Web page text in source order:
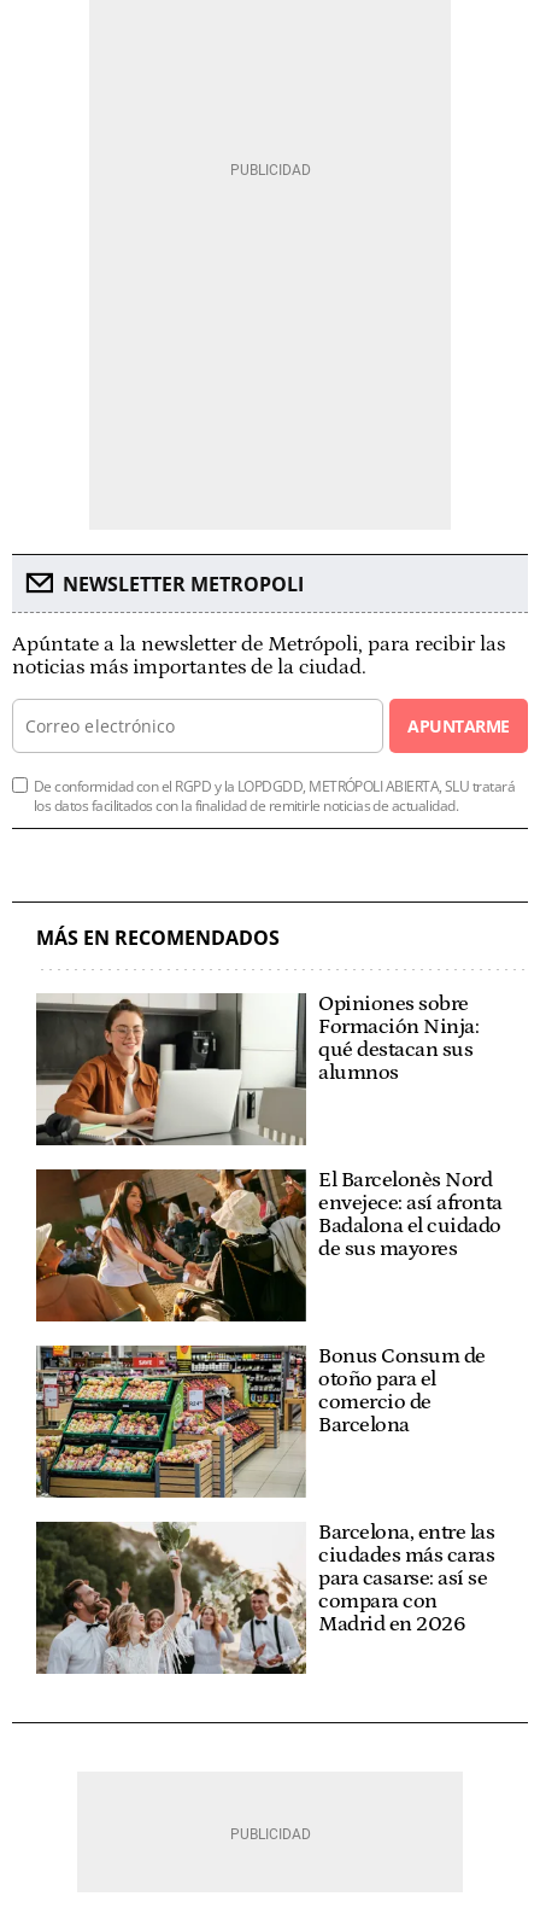
NEWSLETTER METROPOLI
Apúntate a la newsletter de Metrópoli, para recibir las
noticias más importantes de la ciudad.
APUNTARME
De conformidad con el RGPD y la LOPDGDD, METRÓPOLI ABIERTA, SLU tratará
los datos facilitados con la finalidad de remitirle noticias de actualidad.
MÁS EN RECOMENDADOS
Opiniones sobre
Formación Ninja:
qué destacan sus
alumnos
El Barcelonès Nord
envejece: así afronta
Badalona el cuidado
de sus mayores
Bonus Consum de
otoño para el
comercio de
Barcelona
Barcelona, entre las
ciudades más caras
para casarse: así se
compara con
Madrid en 2026